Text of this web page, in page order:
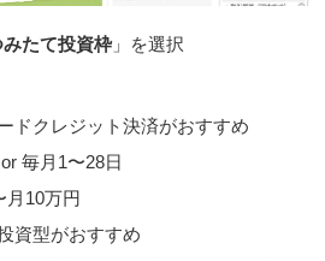
みたて投資枠」を選択
ドクレジット決済がおすすめ
or 毎月1〜28日
月10万円
資型がおすすめ